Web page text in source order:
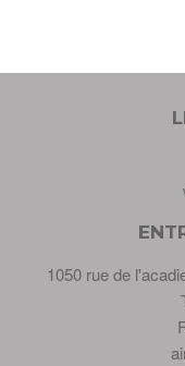
1050 rue de